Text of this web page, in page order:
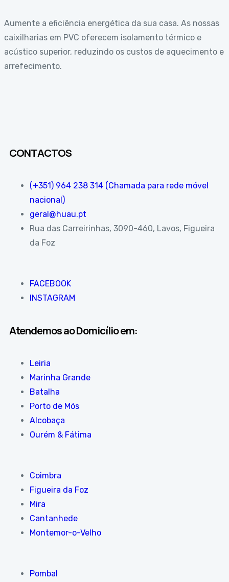
Aumente a eficiência energética da sua casa. As nossas
caixilharias em PVC oferecem isolamento térmico e
acústico superior, reduzindo os custos de aquecimento e
arrefecimento.
CONTACTOS
(+351) 964 238 314 (Chamada para rede móvel
nacional)
geral@huau.pt
Rua das Carreirinhas, 3090-460, Lavos, Figueira
da Foz
FACEBOOK
INSTAGRAM
Atendemos ao Domicílio em:
Leiria
Marinha Grande
Batalha
Porto de Mós
Alcobaça
Ourém & Fátima
Coimbra
Figueira da Foz
Mira
Cantanhede
Montemor-o-Velho
Pombal